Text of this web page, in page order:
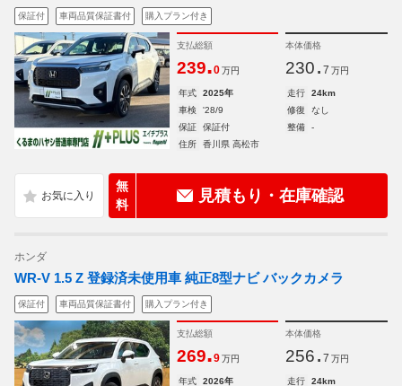
保証付 車両品質保証書付 購入プラン付き
支払総額
239.0 万円
本体価格
230. 7 万円
年式 2025年 走行
24km
車検
'28/9 修復
なし
保証
保証付 整備
-
住所
香川県 高松市
無
料
見積もり・在庫確認
ホンダ
WR-V 1.5 Z 登録済未使用車 純正8型ナビ バックカメラ
保証付 車両品質保証書付 購入プラン付き
支払総額
269.9 万円
本体価格
256. 7 万円
年式 2026年 走行
24km